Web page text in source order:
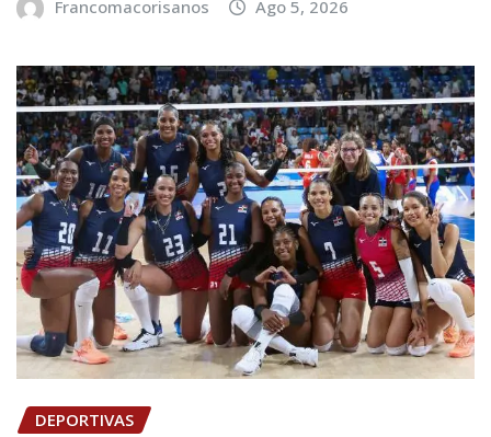
Francomacorisanos Ago 5, 2026
DEPORTIVAS